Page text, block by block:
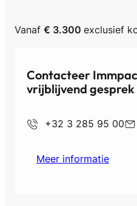
Vanaf € 3.300 exclusief
Contacteer
vrijblijvend gesprek
+32 3 285 95 00
Meer informatie